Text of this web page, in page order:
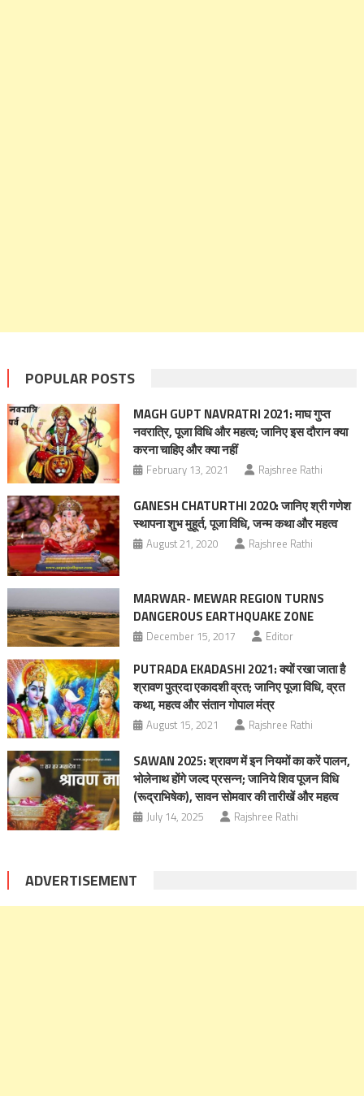
POPULAR POSTS
MAGH GUPT NAVRATRI 2021: माघ गुप्त
नवरात्रि, पूजा विधि और महत्व; जानिए इस दौरान क्या
करना चाहिए और क्या नहीं
February 13, 2021 Rajshree Rathi
GANESH CHATURTHI 2020: जानिए श्री गणेश
स्‍थापना शुभ मुहूर्त, पूजा विधि, जन्‍म कथा और महत्‍व
August 21, 2020 Rajshree Rathi
MARWAR- MEWAR REGION TURNS
DANGEROUS EARTHQUAKE ZONE
December 15, 2017 Editor
PUTRADA EKADASHI 2021: क्यों रखा जाता है
श्रावण पुत्रदा एकादशी व्रत; जानिए पूजा विधि, व्रत
कथा, महत्व और संतान गोपाल मंत्र
August 15, 2021 Rajshree Rathi
SAWAN 2025: श्रावण में इन नियमों का करें पालन,
भोलेनाथ होंगे जल्द प्रसन्न; जानिये शिव पूजन विधि
(रूद्राभिषेक), सावन सोमवार की तारीखें और महत्व
July 14, 2025 Rajshree Rathi
ADVERTISEMENT